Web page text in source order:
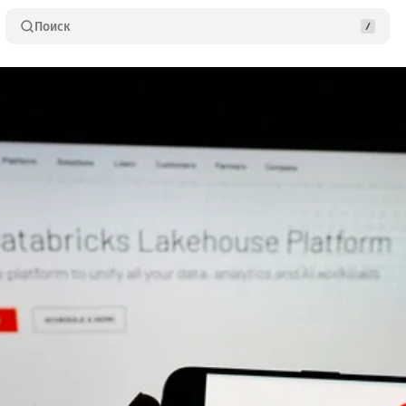
Поиск